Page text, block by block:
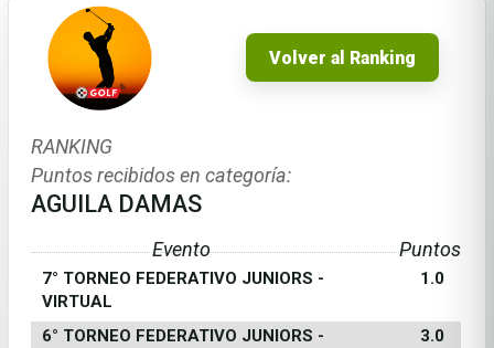
Volver al Ranking
RANKING
Puntos recibidos en categoría:
AGUILA DAMAS
Evento Puntos
7° TORNEO FEDERATIVO JUNIORS -
VIRTUAL
1.0
6° TORNEO FEDERATIVO JUNIORS -
3.0